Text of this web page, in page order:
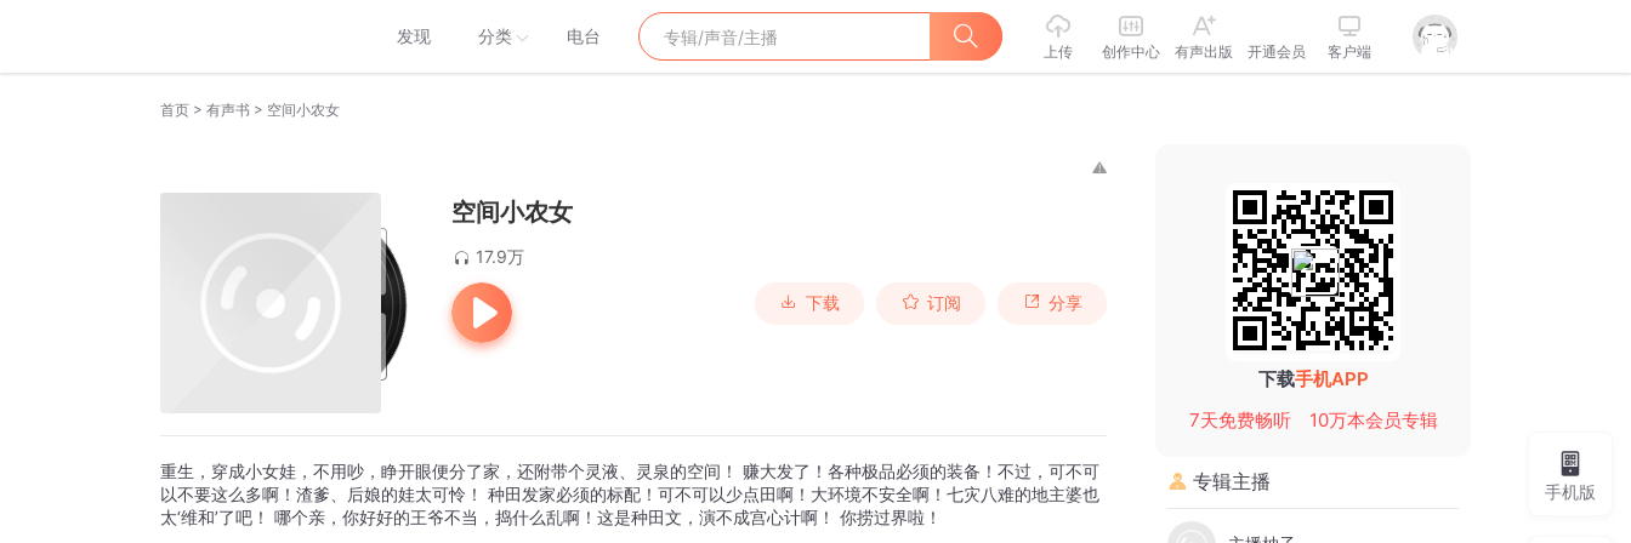
发现 分类 电台
上传 创作中心 有声出版 开通会员 客户端
首页 > 有声书 > 空间小农女
空间小农女
17.9万
下载 订阅 分享
重生，穿成小女娃，不用吵，睁开眼便分了家，还附带个灵液、灵泉的空间！ 赚大发了！各种极品必须的装备！不过，可不可
以不要这么多啊！渣爹、后娘的娃太可怜！ 种田发家必须的标配！可不可以少点田啊！大环境不安全啊！七灾八难的地主婆也
太‘维和’了吧！ 哪个亲，你好好的王爷不当，捣什么乱啊！这是种田文，演不成宫心计啊！ 你捞过界啦！
下载手机APP
7天免费畅听
10万本会员专辑
专辑主播 手机版